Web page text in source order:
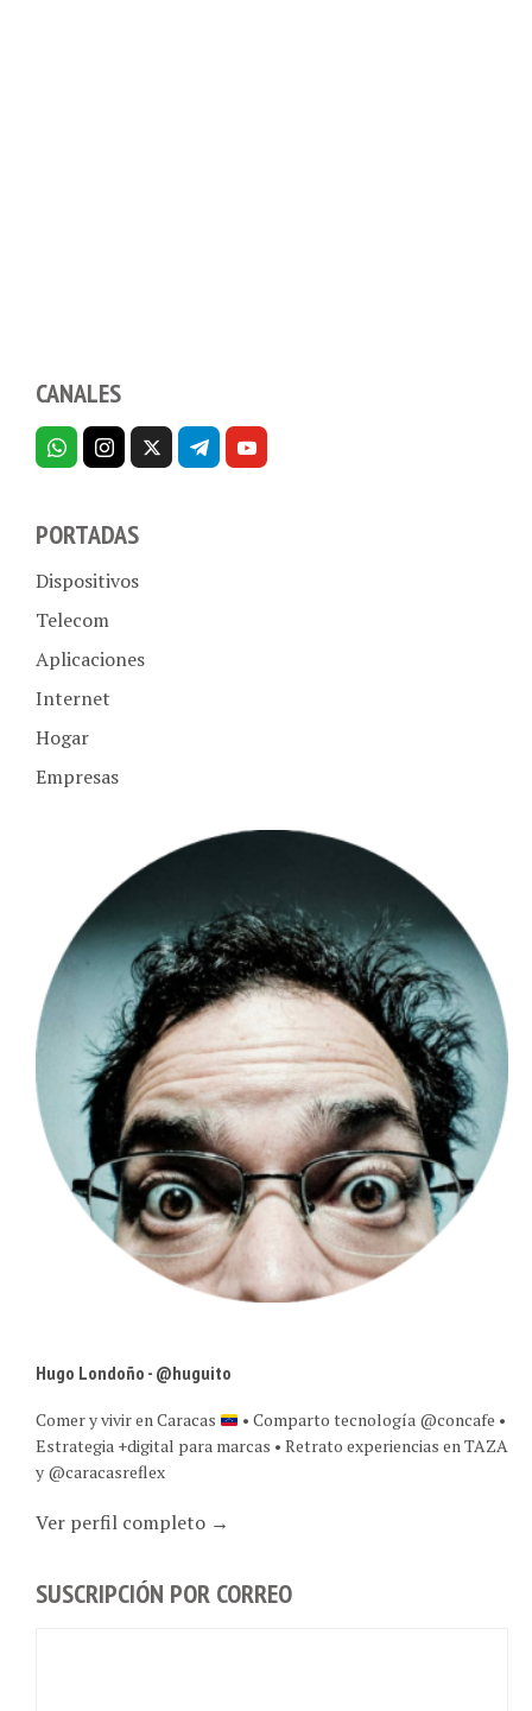
CANALES
PORTADAS
Dispositivos
Telecom
Aplicaciones
Internet
Hogar
Empresas
Hugo Londoño - @huguito
Comer y vivir en Caracas
• Comparto tecnología @concafe •
Estrategia +digital para marcas • Retrato experiencias en TAZA
y @caracasreflex
Ver perfil completo →
SUSCRIPCIÓN POR CORREO